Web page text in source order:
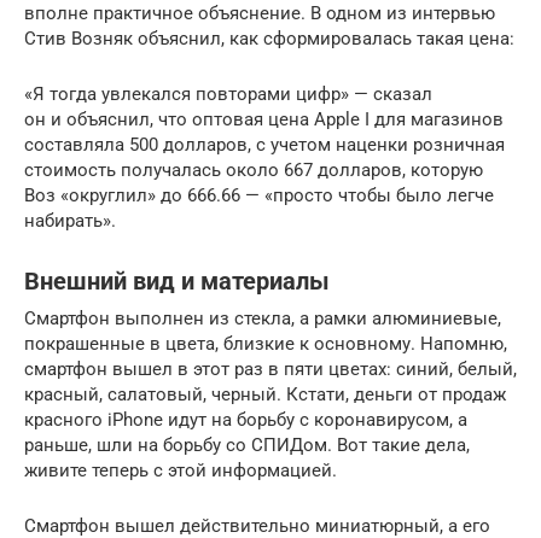
вполне практичное объяснение. В одном из интервью
Стив Возняк объяснил, как сформировалась такая цена:
«Я тогда увлекался повторами цифр» — сказал
он и объяснил, что оптовая цена Apple I для магазинов
составляла 500 долларов, с учетом наценки розничная
стоимость получалась около 667 долларов, которую
Воз «округлил» до 666.66 — «просто чтобы было легче
набирать».
Внешний вид и материалы
Смартфон выполнен из стекла, а рамки алюминиевые,
покрашенные в цвета, близкие к основному. Напомню,
смартфон вышел в этот раз в пяти цветах: синий, белый,
красный, салатовый, черный. Кстати, деньги от продаж
красного iPhone идут на борьбу с коронавирусом, а
раньше, шли на борьбу со СПИДом. Вот такие дела,
живите теперь с этой информацией.
Смартфон вышел действительно миниатюрный, а его